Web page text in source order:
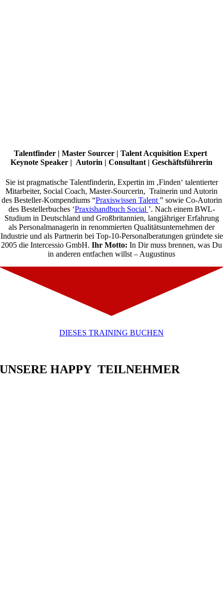
Talentfinder | Master Sourcer | Talent Acquisition Expert
Keynote Speaker | Autorin | Consultant | Geschäftsführerin
Sie ist pragmatische Talentfinderin, Expertin im ‚Finden‘ talentierter
Mitarbeiter, Social Coach, Master-Sourcerin, Trainerin und Autorin
des Besteller-Kompendiums “Praxiswissen Talent ” sowie Co-Autorin
des Bestellerbuches ‘Praxishandbuch Social ’. Nach einem BWL-
Studium in Deutschland und Großbritannien, langjähriger Erfahrung
als Personalmanagerin in renommierten Qualitätsunternehmen der
Industrie und als Partnerin bei Top-10-Personalberatungen gründete sie
2005 die Intercessio GmbH. Ihr Motto: In Dir muss brennen, was Du
in anderen entfachen willst – Augustinus
DIESES TRAINING BUCHEN
UNSERE HAPPY TEILNEHMER